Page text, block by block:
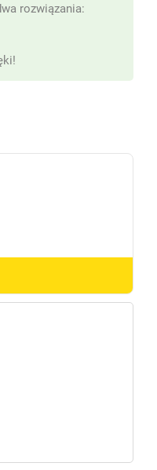
rozwiązania: